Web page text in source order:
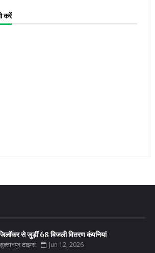
करें
से जुड़ीं 68 बिजली वितरण कंपनियां
सुल्तानपुर टाइम्स Jun 12, 2026